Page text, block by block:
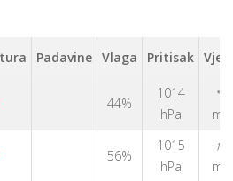
Padavine Vlaga Pritisak
44%
1014
hPa
↑
m/s
56%
1015
hPa
↑
m/s